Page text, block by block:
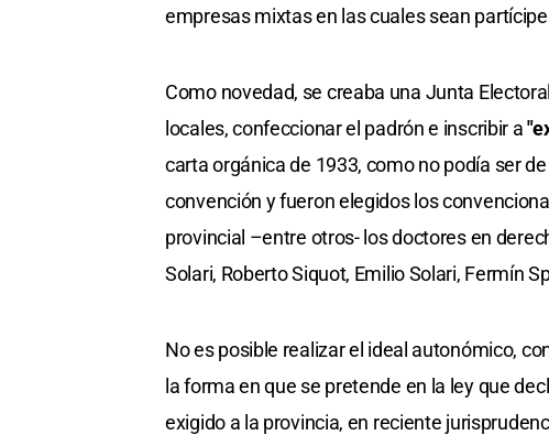
empresas mixtas en las cuales sean
Como novedad, se creaba una Junta
locales, confeccionar el padrón e inscribir a
carta orgánica de 1933, como no podía ser
convención y fueron elegidos los
provincial –entre otros- los doctores en
Solari, Roberto Siquot, Emilio Solari, Fermín
No es posible realizar el ideal autonómico,
la forma en que se pretende en la ley que
exigido a la provincia, en reciente